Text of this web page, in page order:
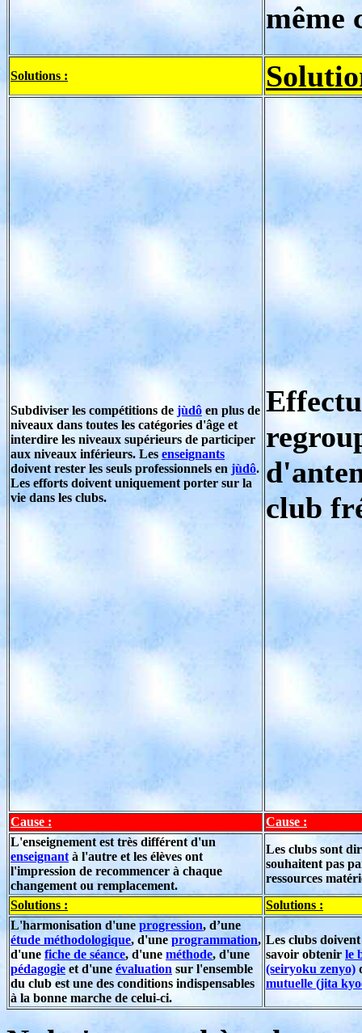
même
Solutions :
Subdiviser les compétitions de jùdô en plus de
niveaux dans toutes les catégories d'âge et
interdire les niveaux supérieurs de participer
aux niveaux inférieurs. Les enseignants
doivent rester les seuls professionnels en jùdô.
Les efforts doivent uniquement porter sur la
vie dans les clubs.
club
Cause :
Cause :
L'enseignement est très différent d'un
enseignant à l'autre et les élèves ont
l'impression de recommencer à chaque
changement ou remplacement.
Les clubs sont
souhaitent pas
ressources
Solutions :
Solutions :
L'harmonisation d'une progression, d’une
étude méthodologique, d'une programmation,
d'une fiche de séance, d'une méthode, d'une
pédagogie et d'une évaluation sur l'ensemble
du club est une des conditions indispensables
à la bonne marche de celui-ci.
Les clubs
savoir obtenir le
(seiryoku zenyo)
mutuelle (jita